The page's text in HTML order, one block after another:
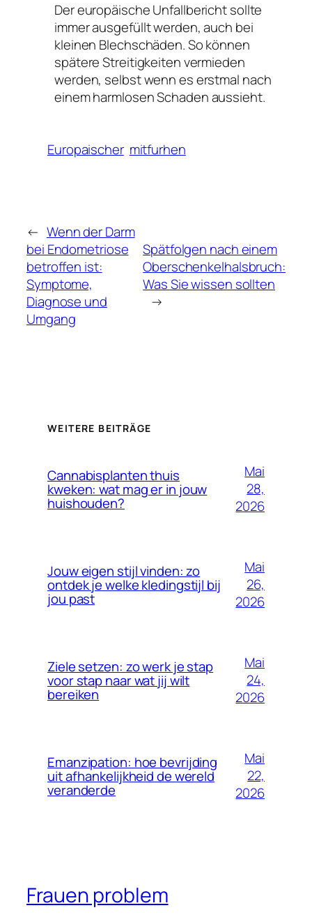
Der europäische Unfallbericht sollte
immer ausgefüllt werden, auch bei
kleinen Blechschäden. So können
spätere Streitigkeiten vermieden
werden, selbst wenn es erstmal nach
einem harmlosen Schaden aussieht.
Europaischer mitfurhen
← Wenn der Darm
bei Endometriose
betroffen ist:
Symptome,
Diagnose und
Umgang
Spätfolgen nach einem
Oberschenkelhalsbruch:
Was Sie wissen sollten
→
WEITERE BEITRÄGE
Cannabisplanten thuis
kweken: wat mag er in jouw
huishouden?
Mai
28,
2026
Jouw eigen stijl vinden: zo
ontdek je welke kledingstijl bij
jou past
Mai
26,
2026
Ziele setzen: zo werk je stap
voor stap naar wat jij wilt
bereiken
Mai
24,
2026
Emanzipation: hoe bevrijding
uit afhankelijkheid de wereld
veranderde
Mai
22,
2026
Frauen problem